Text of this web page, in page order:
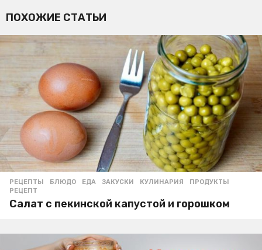
ПОХОЖИЕ СТАТЬИ
РЕЦЕПТЫ БЛЮДО ,ЕДА ,ЗАКУСКИ ,КУЛИНАРИЯ ,ПРОДУКТЫ
РЕЦЕПТ
Салат с пекинской капустой и горошком